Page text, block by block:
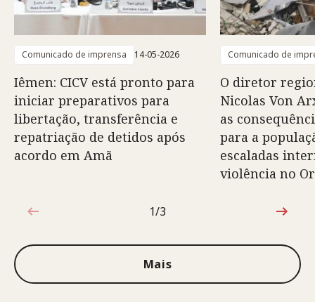
Comunicado de imprensa 14-05-2026
Iêmen: CICV está pronto para
iniciar preparativos para
libertação, transferência e
repatriação de detidos após
acordo em Amã
Comunicado de
O diretor
Nicolas Von
as
para a
escaladas
violência no
1 de 3
1/3
Mais